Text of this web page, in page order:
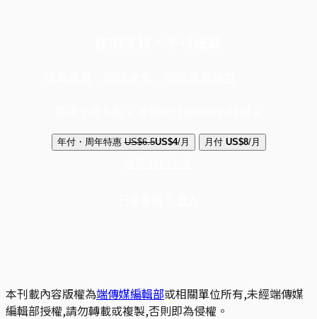
年付・周年特惠 US$6.5US$4/月 月付 US$8/月
本刊載內容版權為端傳媒編輯部或相關單位所有,未經端傳媒
編輯部授權,請勿轉載或複製,否則即為侵權。